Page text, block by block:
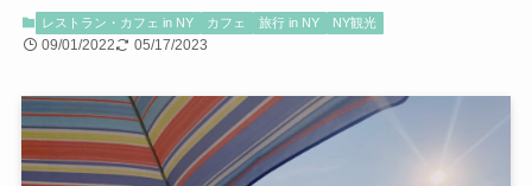
レストラン・カフェ in NY カフェ 旅行 in NY NY観光
09/01/2022 05/17/2023